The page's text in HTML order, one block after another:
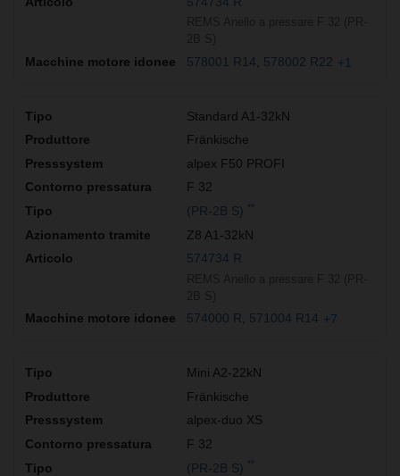
578001 R14 578002 R22 +1
Standard A1-32kN
Fränkische
alpex F50 PROFI
F 32
(PR-2B S)
Z8 A1-32kN
574734 R
574000 R 571004 R14 +7
Mini A2-22kN
Fränkische
alpex-duo XS
F 32
(PR-2B S)